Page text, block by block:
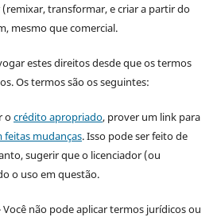
transformar, e criar a partir do
mesmo que comercial.
estes direitos desde que os termos
Os termos são os seguintes:
ocrédito apropriado, prover um link para
feitas mudanças. Isso pode ser feito de
sugerir que o licenciador (ou
o uso em questão.
Você não pode aplicar termos jurídicos ou